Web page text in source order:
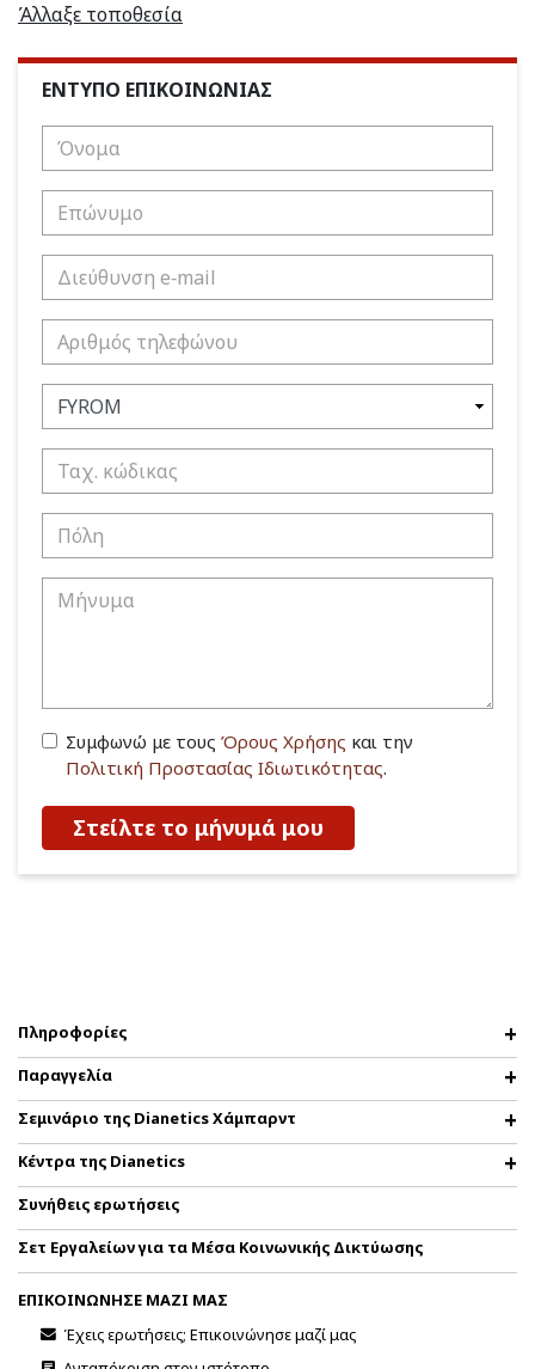
Άλλαξε τοποθεσία
ΕΝΤΥΠΟ ΕΠΙΚΟΙΝΩΝΙΑΣ
Συμφωνώ με τους Όρους Χρήσης και την
Πολιτική Προστασίας Ιδιωτικότητας.
Στείλτε το μήνυμά μου
Πληροφορίες
Παραγγελία
Σεμινάριο της Dianetics Χάμπαρντ
Κέντρα της Dianetics
Συνήθεις ερωτήσεις
Σετ Εργαλείων για τα Μέσα Κοινωνικής Δικτύωσης
ΕΠΙΚΟΙΝΩΝΗΣΕ ΜΑΖΙ ΜΑΣ
Έχεις ερωτήσεις; Επικοινώνησε μαζί μας